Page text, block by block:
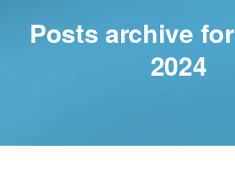
Posts archive for
2024